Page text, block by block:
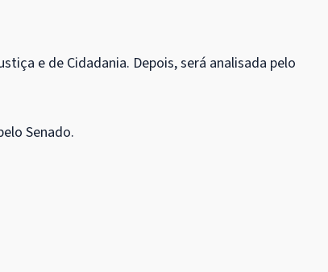
e de Cidadania. Depois, será analisada pelo
Senado.